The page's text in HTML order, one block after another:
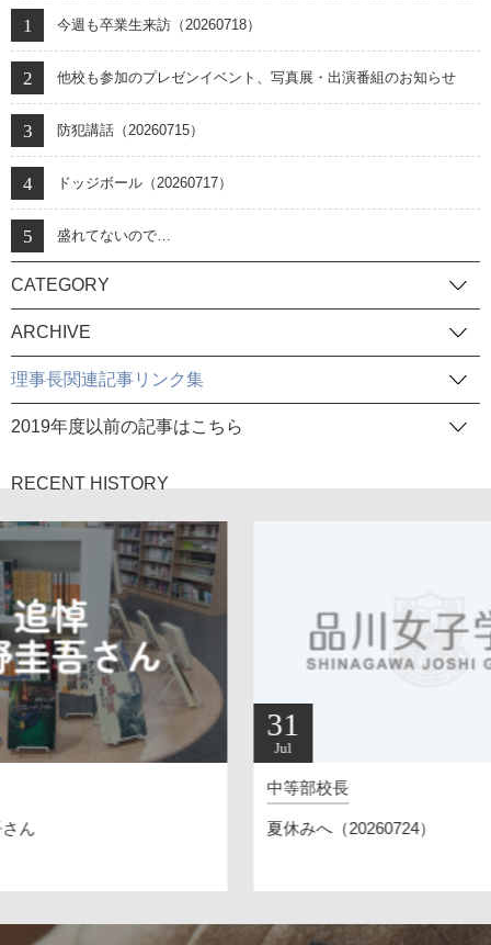
今週も卒業生来訪（20260718）
他校も参加のプレゼンイベント、写真展・出演番組のお知らせ
防犯講話（20260715）
ドッジボール（20260717）
盛れてないので…
CATEGORY
ARCHIVE
理事長関連記事リンク集
2019年度以前の記事はこちら
RECENT HISTORY
31
Jul